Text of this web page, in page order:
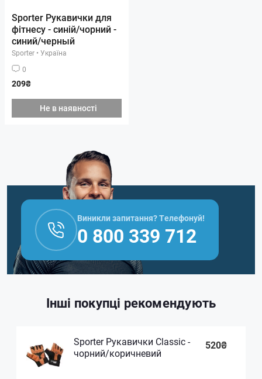
Sporter Рукавички для
фітнесу - синій/чорний -
синий/черный
Sporter • Україна
0
209₴
Не в наявності
Виникли запитання? Телефонуй!
0 800 339 712
Інші покупці рекомендують
Sporter Рукавички Classic -
чорний/коричневий
520₴